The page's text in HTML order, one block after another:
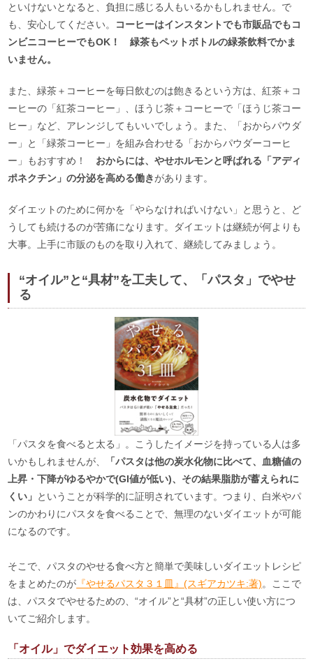
といけないとなると、負担に感じる人もいるかもしれません。で
も、安心してください。
コーヒーはインスタントでも市販品でもコ
ンビニコーヒーでもOK！ 緑茶もペットボトルの緑茶飲料でかま
いません。
また、緑茶＋コーヒーを毎日飲むのは飽きるという方は、紅茶＋コ
ーヒーの「紅茶コーヒー」、ほうじ茶＋コーヒーで「ほうじ茶コー
ヒー」など、アレンジしてもいいでしょう。また、「おからパウダ
ー」と「緑茶コーヒー」を組み合わせる「おからパウダーコーヒ
ー」もおすすめ！ おからには、やせホルモンと呼ばれる「アディ
ポネクチン」の分泌を高める働きがあります。
ダイエットのために何かを「やらなければいけない」と思うと、ど
うしても続けるのが苦痛になります。ダイエットは継続が何よりも
大事。上手に市販のものを取り入れて、継続してみましょう。
“オイル”と“具材”を工夫して、「パスタ」でやせ
る
「パスタを食べると太る」。こうしたイメージを持っている人は多
いかもしれませんが、
「パスタは他の炭水化物に比べて、血糖値の
上昇・下降がゆるやかで(GI値が低い)、その結果脂肪が蓄えられに
くい」 ということが科学的に証明されています。つまり、白米やパ
ンのかわりにパスタを食べることで、無理のないダイエットが可能
になるのです。
そこで、パスタのやせる食べ方と簡単で美味しいダイエットレシピ
をまとめたのが 『やせるパスタ３１皿』(スギアカツキ:著)。ここで
は、パスタでやせるための、“オイル”と“具材”の正しい使い方につ
いてご紹介します。
「オイル」でダイエット効果を高める